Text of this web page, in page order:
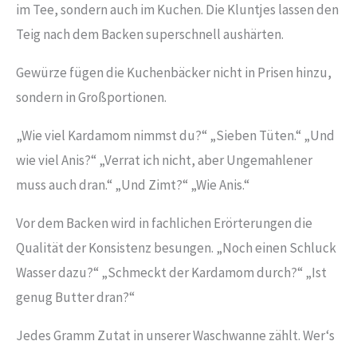
im Tee, sondern auch im Kuchen. Die Kluntjes lassen den
Teig nach dem Backen superschnell aushärten.
Gewürze fügen die Kuchenbäcker nicht in Prisen hinzu,
sondern in Großportionen.
„Wie viel Kardamom nimmst du?“ „Sieben Tüten.“ „Und
wie viel Anis?“ „Verrat ich nicht, aber Ungemahlener
muss auch dran.“ „Und Zimt?“ „Wie Anis.“
Vor dem Backen wird in fachlichen Erörterungen die
Qualität der Konsistenz besungen. „Noch einen Schluck
Wasser dazu?“ „Schmeckt der Kardamom durch?“ „Ist
genug Butter dran?“
Jedes Gramm Zutat in unserer Waschwanne zählt. Wer‘s